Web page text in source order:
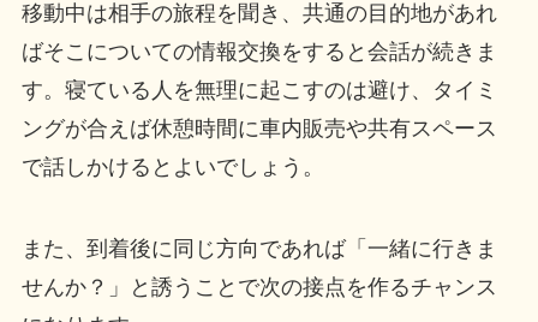
移動中は相手の旅程を聞き、共通の目的地があれ
ばそこについての情報交換をすると会話が続きま
す。寝ている人を無理に起こすのは避け、タイミ
ングが合えば休憩時間に車内販売や共有スペース
で話しかけるとよいでしょう。
また、到着後に同じ方向であれば「一緒に行きま
せんか？」と誘うことで次の接点を作るチャンス